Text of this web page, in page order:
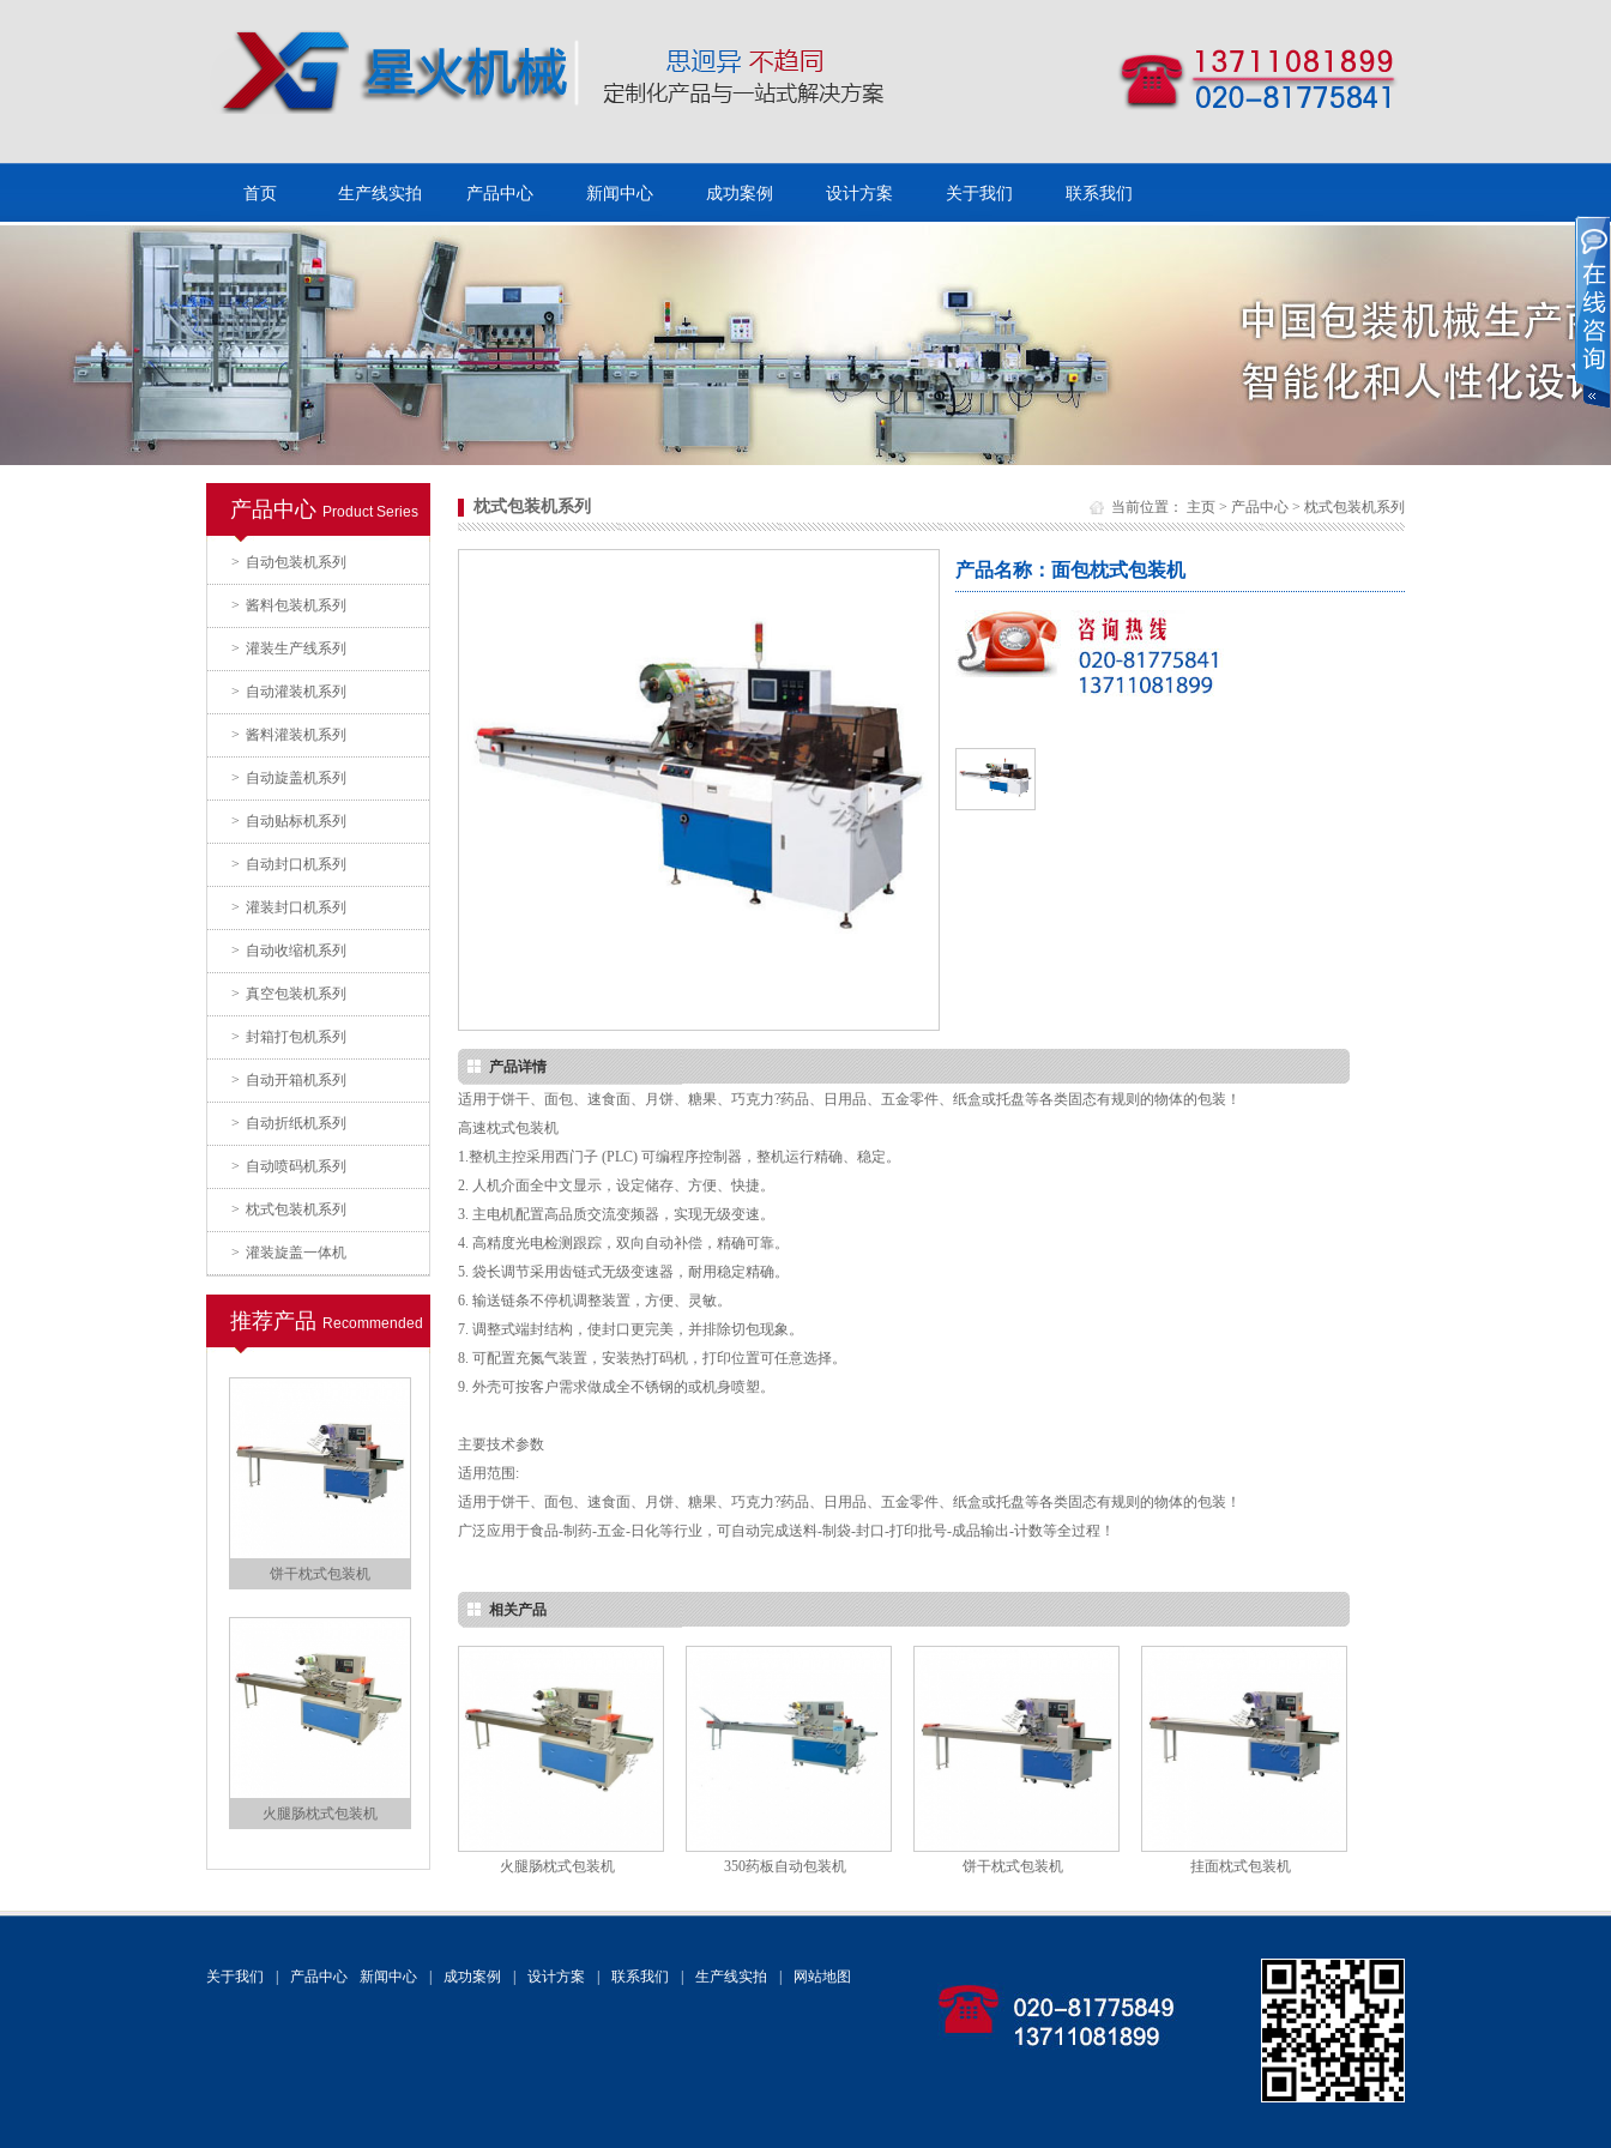
首页 生产线实拍 产品中心 新闻中心 成功案例 设计方案 关于我们 联系我们
产品中心 Product Series
> 自动包装机系列
> 酱料包装机系列
> 灌装生产线系列
> 自动灌装机系列
> 酱料灌装机系列
> 自动旋盖机系列
> 自动贴标机系列
> 自动封口机系列
> 灌装封口机系列
> 自动收缩机系列
> 真空包装机系列
> 封箱打包机系列
> 自动开箱机系列
> 自动折纸机系列
> 自动喷码机系列
> 枕式包装机系列
> 灌装旋盖一体机
推荐产品 Recommended
沙琪玛枕式包装机
挂面枕式包装机
350药板自动包装机
五金配件枕式包装机
饼干枕式包装机
火腿肠枕式包装机
当前位置： 主页 > 产品中心 > 枕式包装机系列
枕式包装机系列
产品名称：面包枕式包装机
产品详情
适用于饼干、面包、速食面、月饼、糖果、巧克力?药品、日用品、五金零件、纸盒或托盘等各类固态有规则的物体的包装！
高速枕式包装机
1.整机主控采用西门子 (PLC) 可编程序控制器，整机运行精确、稳定。
2. 人机介面全中文显示，设定储存、方便、快捷。
3. 主电机配置高品质交流变频器，实现无级变速。
4. 高精度光电检测跟踪，双向自动补偿，精确可靠。
5. 袋长调节采用齿链式无级变速器，耐用稳定精确。
6. 输送链条不停机调整装置，方便、灵敏。
7. 调整式端封结构，使封口更完美，并排除切包现象。
8. 可配置充氮气装置，安装热打码机，打印位置可任意选择。
9. 外壳可按客户需求做成全不锈钢的或机身喷塑。
主要技术参数
适用范围:
适用于饼干、面包、速食面、月饼、糖果、巧克力?药品、日用品、五金零件、纸盒或托盘等各类固态有规则的物体的包装！
广泛应用于食品-制药-五金-日化等行业，可自动完成送料-制袋-封口-打印批号-成品输出-计数等全过程！
相关产品
火腿肠枕式包装机 350药板自动包装机 饼干枕式包装机 挂面枕式包装机
关于我们 产品中心 新闻中心 成功案例 设计方案 联系我们 生产线实拍 网站地图